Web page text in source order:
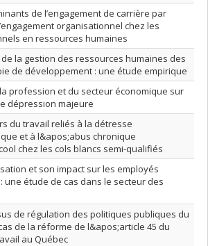
de l’engagement de carrière par
organisationnel chez les
en ressources humaines
de la gestion des ressources humaines des
de développement : une étude empirique
profession et du secteur économique sur
dépression majeure
du travail reliés à la détresse
et à l&apos;abus chronique
chez les cols blancs semi-qualifiés
et son impact sur les employés
une étude de cas dans le secteur des
de régulation des politiques publiques du
de la réforme de l&apos;article 45 du
au Québec